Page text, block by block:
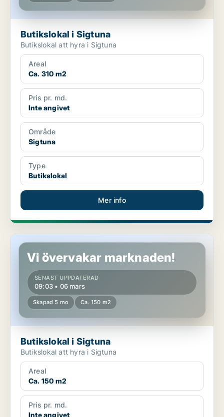
Butikslokal i Sigtuna
Butikslokal att hyra i Sigtuna
Areal
Ca. 310 m2
Pris pr. md.
Inte angivet
Område
Sigtuna
Type
Butikslokal
Mer info
Butikslokal i Sigtuna
Vi övervakar marknaden!
SENAST UPPDATERAD
09:03 • 06 mars
Skapad 5 mo Ca. 150 m2
Butikslokal i Sigtuna
Butikslokal att hyra i Sigtuna
Areal
Ca. 150 m2
Pris pr. md.
Inte angivet